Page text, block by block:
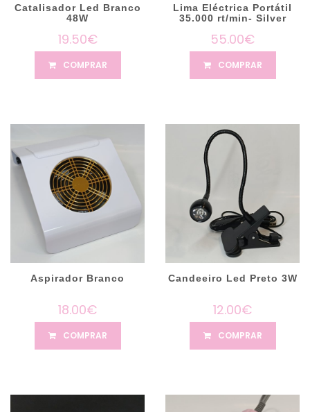
Catalisador Led Branco
48W
19.50€
COMPRAR
Lima Eléctrica Portátil
35.000 rt/min- Silver
55.00€
COMPRAR
Aspirador Branco
18.00€
COMPRAR
Candeeiro Led Preto 3W
12.00€
COMPRAR